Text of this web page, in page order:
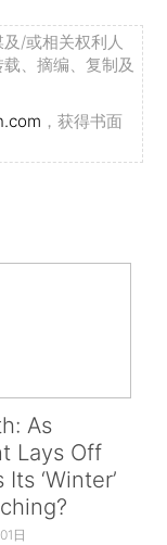
/或相关权利人
、摘编、复制及
，获得书面
As
Lays Off
‘Winter’
日